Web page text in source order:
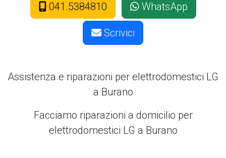
041.5384810 WhatsApp
Scrivici
Assistenza e riparazioni per elettrodomestici LG
a Burano
Facciamo riparazioni a domicilio per
elettrodomestici LG a Burano